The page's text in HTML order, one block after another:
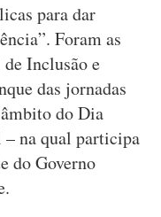
para dar
Foram as
Inclusão e
das jornadas
do Dia
na qual participa
do Governo